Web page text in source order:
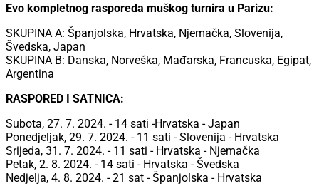
Evo kompletnog rasporeda muškog turnira u Parizu:
SKUPINA A: Španjolska, Hrvatska, Njemačka, Slovenija,
Švedska, Japan
SKUPINA B: Danska, Norveška, Mađarska, Francuska, Egipat,
Argentina
RASPORED I SATNICA:
Subota, 27. 7. 2024. - 14 sati -Hrvatska - Japan
Ponedjeljak, 29. 7. 2024. - 11 sati - Slovenija - Hrvatska
Srijeda, 31. 7. 2024. - 11 sati - Hrvatska - Njemačka
Petak, 2. 8. 2024. - 14 sati - Hrvatska - Švedska
Nedjelja, 4. 8. 2024. - 21 sat - Španjolska - Hrvatska